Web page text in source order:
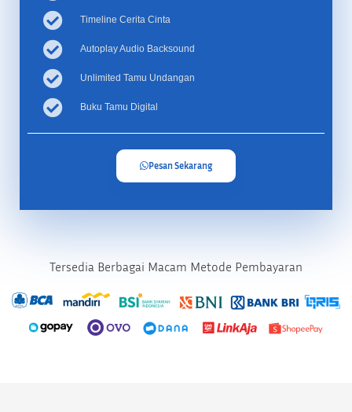
Timeline Cerita Cinta
Autoplay Audio Backsound
Unlimited Tamu Undangan
Buku Tamu Digital
Pesan Sekarang
Tersedia Berbagai Macam Metode Pembayaran